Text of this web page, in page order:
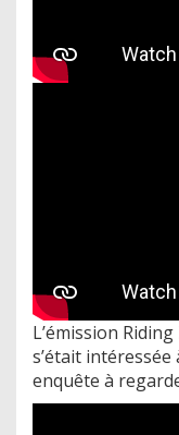
L’émission
s’était intéressée
enquête à